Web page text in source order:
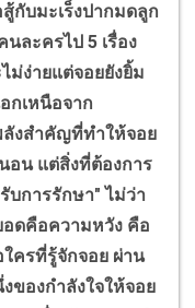
กับมะเร็งปากมดลูก
ละครไป 5 เรื่อง
ม่ง่ายแต่จอยยังยิ้ม
กเหนือจาก
ลังสำคัญที่ทำให้จอย
อน แต่สิ่งที่ต้องการ
บการรักษา" ไม่ว่า
อดคือความหวัง คือ
ครที่รู้จักจอย ผ่าน
ของกำลังใจให้จอย